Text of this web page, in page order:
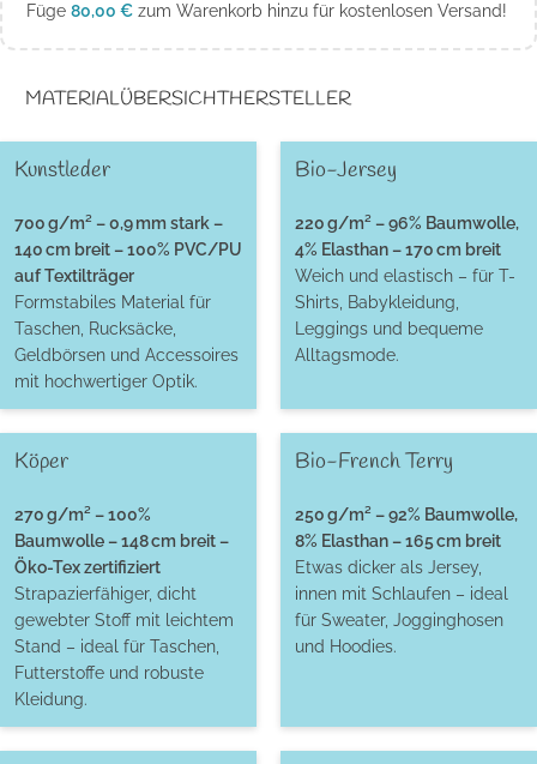
Füge 80,00 € zum Warenkorb hinzu für kostenlosen Versand!
MATERIALÜBERSICHTHERSTELLER
Kunstleder
700 g/m² – 0,9 mm stark –
140 cm breit – 100% PVC/PU
auf Textilträger
Formstabiles Material für
Taschen, Rucksäcke,
Geldbörsen und Accessoires
mit hochwertiger Optik.
Bio-Jersey
220 g/m² – 96% Baumwolle,
4% Elasthan – 170 cm breit
Weich und elastisch – für T-
Shirts, Babykleidung,
Leggings und bequeme
Alltagsmode.
Köper
270 g/m² – 100%
Baumwolle – 148 cm breit –
Öko-Tex zertifiziert
Strapazierfähiger, dicht
gewebter Stoff mit leichtem
Stand – ideal für Taschen,
Futterstoffe und robuste
Kleidung.
Bio-French Terry
250 g/m² – 92% Baumwolle,
8% Elasthan – 165 cm breit
Etwas dicker als Jersey,
innen mit Schlaufen – ideal
für Sweater, Jogginghosen
und Hoodies.